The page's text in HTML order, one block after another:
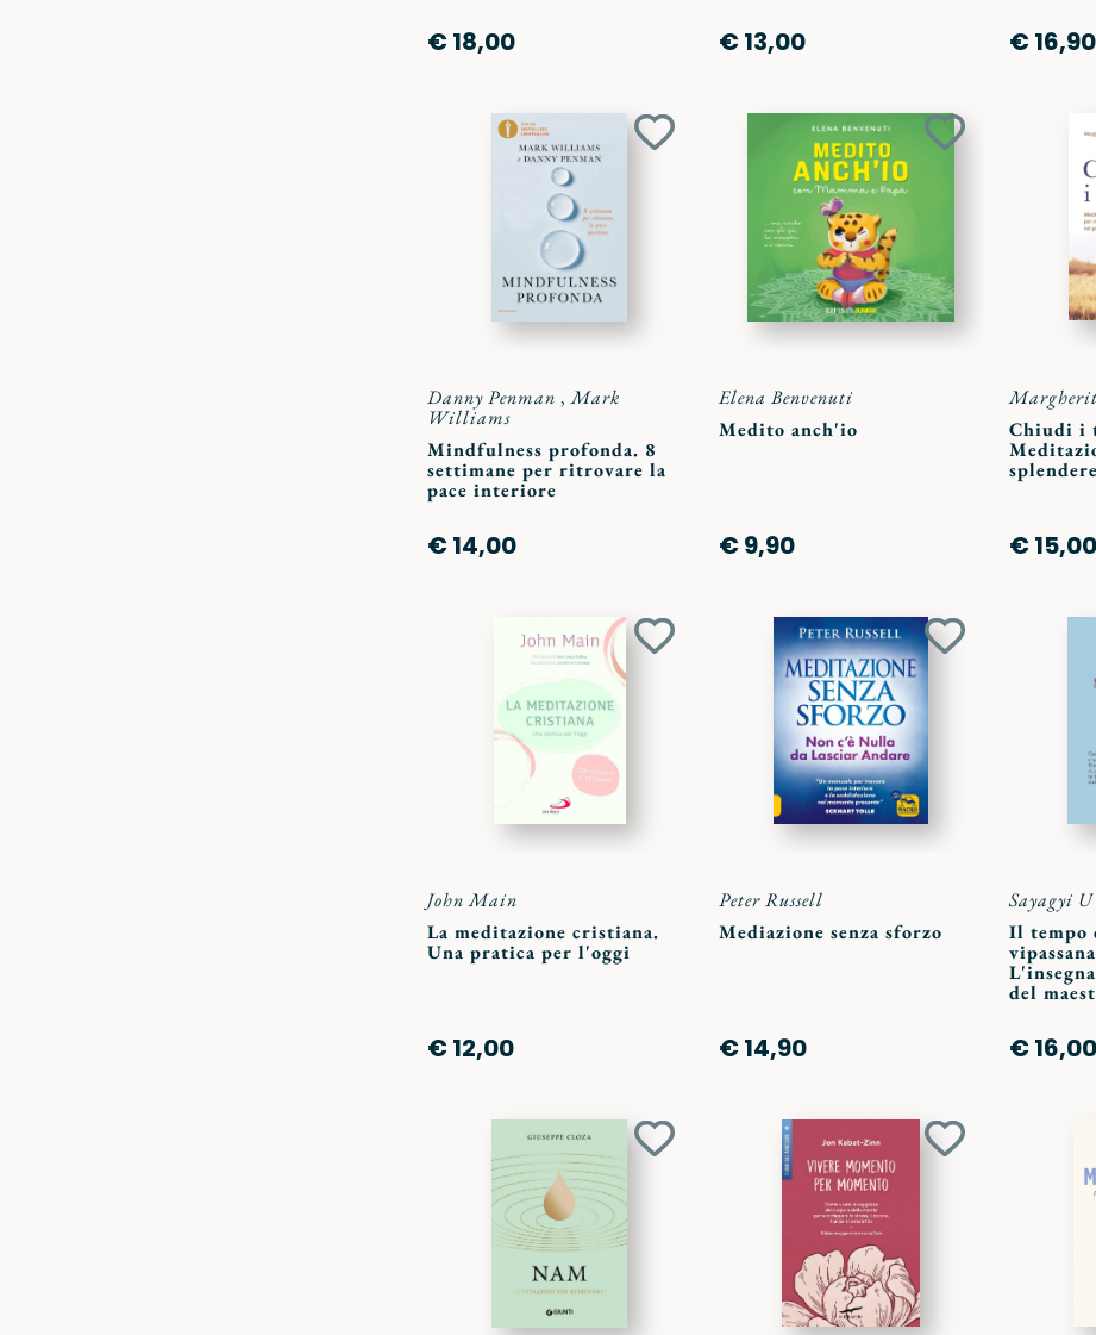
€ 18,00 € 13,00 € 16,90
Aggiungi
Danny Penman ,Mark
Williams
Mindfulness profonda. 8
settimane per ritrovare la
pace interiore
€ 14,00
Aggiungi
Elena Benvenuti
Medito anch'io
€ 9,90
Chiudi i
€ 15,00
Aggiungi
John Main
La meditazione cristiana.
Una pratica per l'oggi
€ 12,00
Aggiungi
Peter Russell
Mediazione senza sforzo
€ 14,90
Sayagyi
Il tempo
del
€ 16,00
Aggiungi
Aggiungi